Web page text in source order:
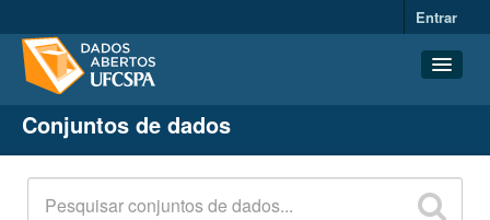
Entrar
Conjuntos de dados
Organizações
Grupos
Conjuntos de dados